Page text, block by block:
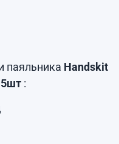
паяльника Handskit
: